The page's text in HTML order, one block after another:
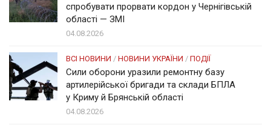
спробувати прорвати кордон у Чернігівській
області — ЗМІ
04.08.2026
ВСІ НОВИНИ / НОВИНИ УКРАЇНИ / ПОДІЇ
Сили оборони уразили ремонтну базу
артилерійської бригади та склади БПЛА
у Криму й Брянській області
04.08.2026